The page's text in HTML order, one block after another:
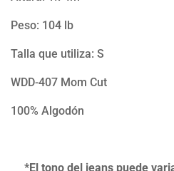
Peso: 104 lb
Talla que utiliza: S
WDD-407 Mom Cut
100% Algodón
*El tono del jeans puede